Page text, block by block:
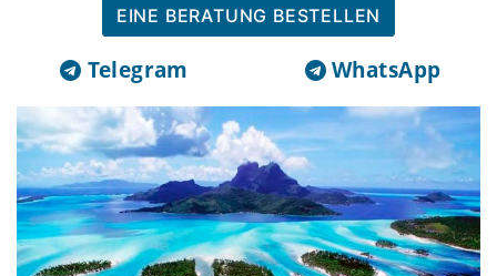
EINE BERATUNG BESTELLEN
Telegram WhatsApp